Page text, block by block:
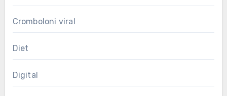
Cromboloni viral
Diet
Digital